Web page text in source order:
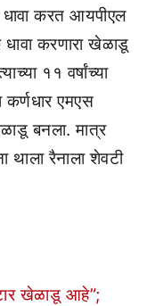
करत आयपीएल
धावा करणारा खेळाडू
११ वर्षांच्या
एमएस
बनला. मात्र
थाला रैनाला शेवटी
खेळाडू आहे”;